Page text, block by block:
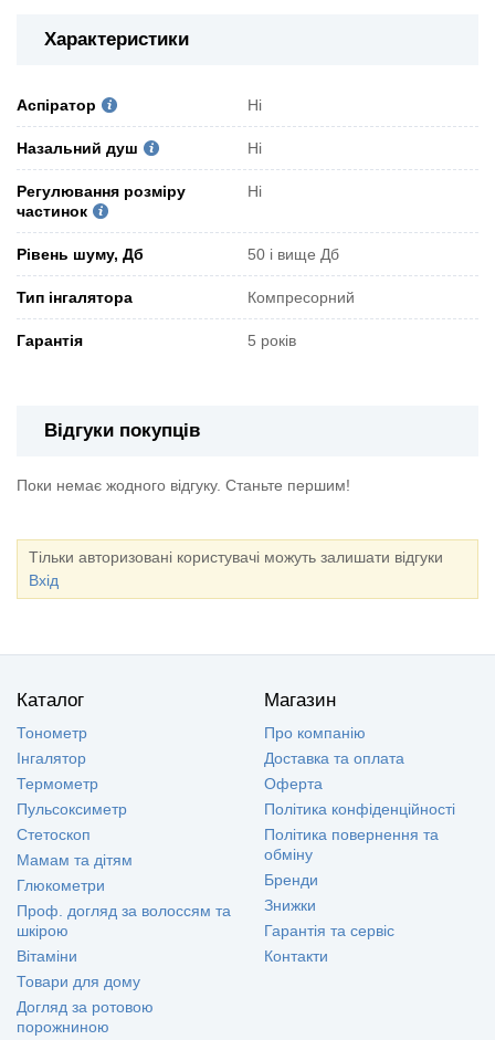
Характеристики
Аспіратор Ні
Назальний душ Ні
Регулювання розміру
частинок
Ні
Рівень шуму, Дб 50 і вище Дб
Тип інгалятора Компресорний
Гарантія 5 років
Відгуки покупців
Поки немає жодного відгуку. Станьте першим!
Тільки авторизовані користувачі можуть залишати відгуки
Вхід
Каталог
Тонометр
Інгалятор
Термометр
Пульсоксиметр
Стетоскоп
Мамам та дітям
Глюкометри
Проф. догляд за волоссям та
шкірою
Вітаміни
Товари для дому
Догляд за ротовою
порожниною
Магазин
Про компанію
Доставка та оплата
Оферта
Політика конфіденційності
Політика повернення та
обміну
Бренди
Знижки
Гарантія та сервіс
Контакти